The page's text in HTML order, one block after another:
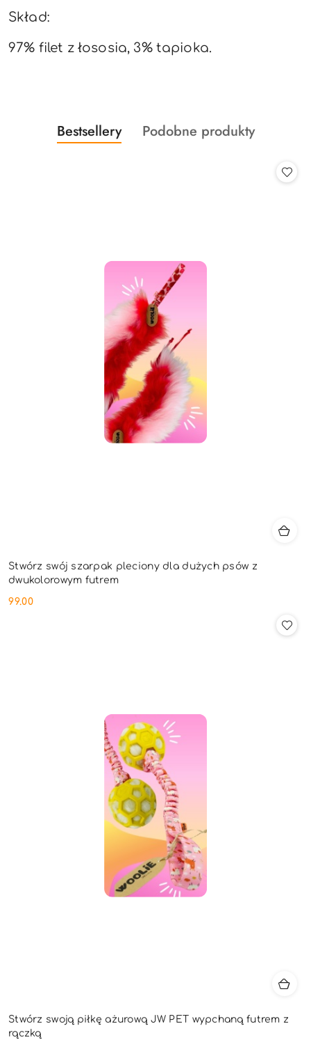
Skład:
97% filet z łososia, 3% tapioka.
Pomiń karuzelę produktów
Produkty
o
Bestsellery
Produkty
Podobne produkty
Stwórz swój szarpak pleciony dla dużych psów z
dwukolorowym futrem
Cena:
99.00
Stwórz swoją piłkę ażurową JW PET wypchaną futrem z
rączką